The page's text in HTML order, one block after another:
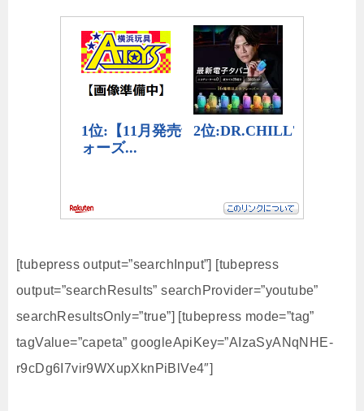
[tubepress output=”searchInput”] [tubepress
output=”searchResults” searchProvider=”youtube”
searchResultsOnly=”true”] [tubepress mode=”tag”
tagValue=”capeta” googleApiKey=”AIzaSyANqNHE-
r9cDg6I7vir9WXupXknPiBlVe4″]